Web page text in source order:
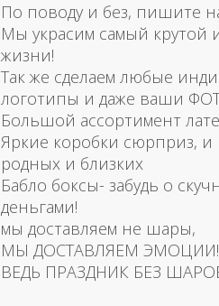
По поводу и без, пишите
Мы украсим самый
жизни!
Так же сделаем любые
логотипы и даже ваши
Большой ассортимент
Яркие коробки сюрприз,
родных и близких
Бабло боксы- забудь о
деньгами!
мы доставляем не шары,
МЫ ДОСТАВЛЯЕМ ЭМОЦИИ!
ВЕДЬ ПРАЗДНИК БЕЗ